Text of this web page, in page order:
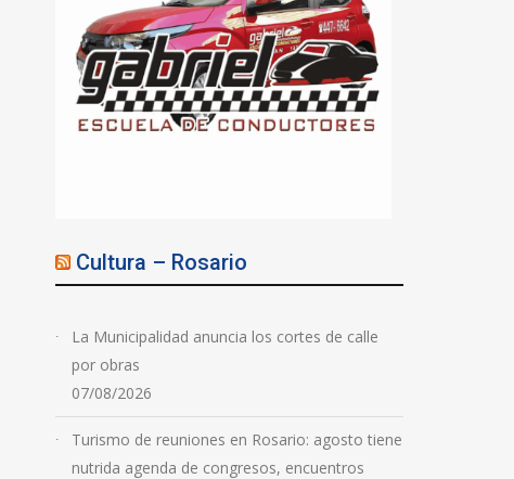
Cultura – Rosario
La Municipalidad anuncia los cortes de calle
por obras
07/08/2026
Turismo de reuniones en Rosario: agosto tiene
nutrida agenda de congresos, encuentros